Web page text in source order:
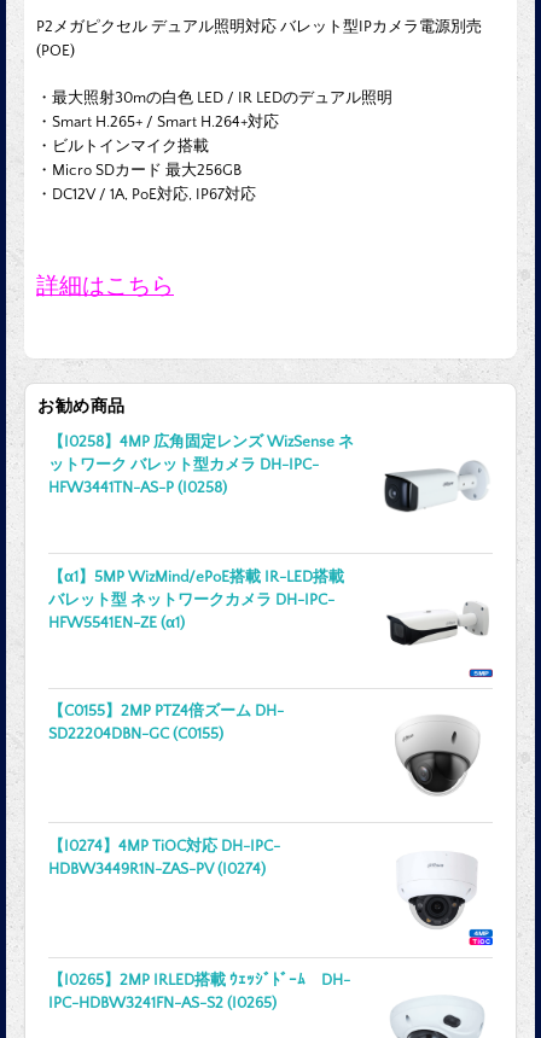
P2メガピクセル デュアル照明対応 バレット型IPカメラ電源別売
(POE)
・最大照射30mの白色 LED / IR LEDのデュアル照明
・Smart H.265+ / Smart H.264+対応
・ビルトインマイク搭載
・Micro SDカード 最大256GB
・DC12V / 1A, PoE対応, IP67対応
詳細はこちら
お勧め商品
【I0258】4MP 広角固定レンズ WizSense ネ
ットワーク バレット型カメラ DH-IPC-
HFW3441TN-AS-P (I0258)
【α1】5MP WizMind/ePoE搭載 IR-LED搭載
バレット型 ネットワークカメラ DH-IPC-
HFW5541EN-ZE (α1)
【C0155】2MP PTZ4倍ズーム DH-
SD22204DBN-GC (C0155)
【I0274】4MP TiOC対応 DH-IPC-
HDBW3449R1N-ZAS-PV (I0274)
【I0265】2MP IRLED搭載 ｳｪｯｼﾞﾄﾞｰﾑ DH-
IPC-HDBW3241FN-AS-S2 (I0265)